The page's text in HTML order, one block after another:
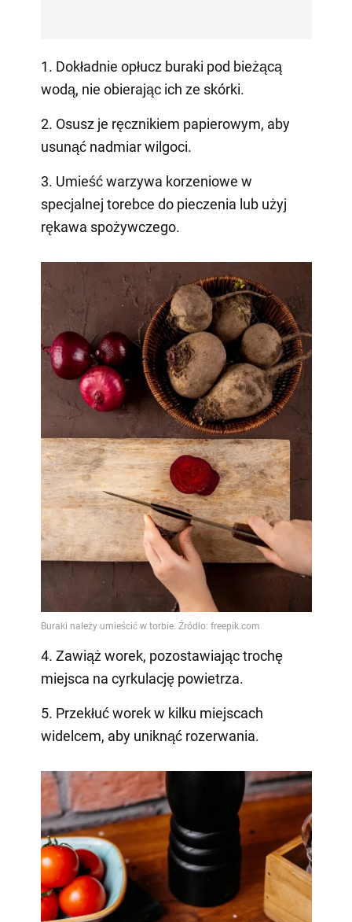
1. Dokładnie opłucz buraki pod bieżącą
wodą, nie obierając ich ze skórki.
2. Osusz je ręcznikiem papierowym, aby
usunąć nadmiar wilgoci.
3. Umieść warzywa korzeniowe w
specjalnej torebce do pieczenia lub użyj
rękawa spożywczego.
4. Zawiąż worek, pozostawiając trochę
miejsca na cyrkulację powietrza.
5. Przekłuć worek w kilku miejscach
widelcem, aby uniknąć rozerwania.